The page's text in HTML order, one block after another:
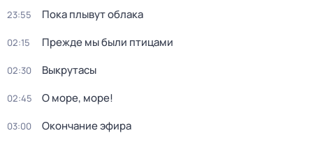
23:55 Пока плывут облака
02:15 Прежде мы были птицами
02:30 Выкрутасы
02:45 О море, море!
03:00 Окончание эфира